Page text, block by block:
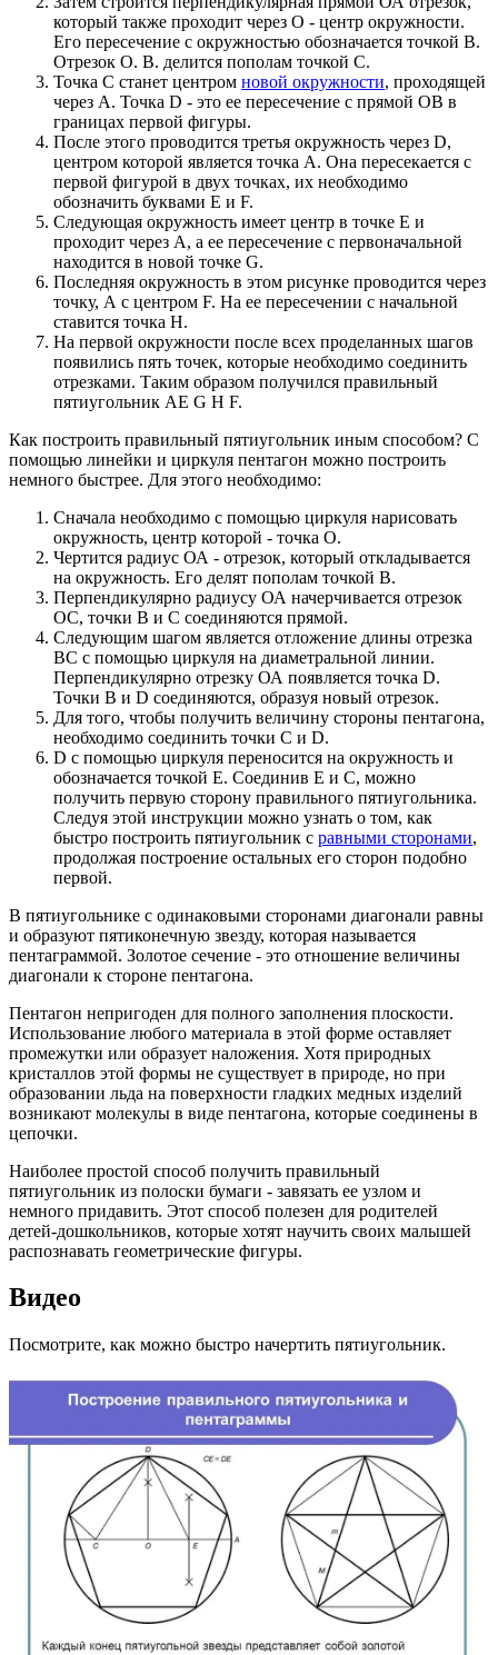
который также проходит через О - центр окружности.
Его пересечение с окружностью обозначается точкой В.
Отрезок О. В. делится пополам точкой С.
Точка С станет центром новой окружности, проходящей
через А. Точка D - это ее пересечение с прямой ОВ в
границах первой фигуры.
После этого проводится третья окружность через D,
центром которой является точка А. Она пересекается с
первой фигурой в двух точках, их необходимо
обозначить буквами Е и F.
Следующая окружность имеет центр в точке Е и
проходит через А, а ее пересечение с первоначальной
находится в новой точке G.
Последняя окружность в этом рисунке проводится через
точку, А с центром F. На ее пересечении с начальной
ставится точка Н.
На первой окружности после всех проделанных шагов
появились пять точек, которые необходимо соединить
отрезками. Таким образом получился правильный
пятиугольник АЕ G Н F.
Как построить правильный пятиугольник иным способом? С
помощью линейки и циркуля пентагон можно построить
немного быстрее. Для этого необходимо:
Cначала необходимо с помощью циркуля нарисовать
окружность, центр которой - точка О.
Чертится радиус ОА - отрезок, который откладывается
на окружность. Его делят пополам точкой В.
Перпендикулярно радиусу ОА начерчивается отрезок
ОС, точки В и С соединяются прямой.
Следующим шагом является отложение длины отрезка
ВС с помощью циркуля на диаметральной линии.
Перпендикулярно отрезку ОА появляется точка D.
Точки В и D соединяются, образуя новый отрезок.
Для того, чтобы получить величину стороны пентагона,
необходимо соединить точки С и D.
D с помощью циркуля переносится на окружность и
обозначается точкой Е. Соединив Е и С, можно
получить первую сторону правильного пятиугольника.
Следуя этой инструкции можно узнать о том, как
быстро построить пятиугольник с равными сторонами,
продолжая построение остальных его сторон подобно
первой.
В пятиугольнике с одинаковыми сторонами диагонали равны
и образуют пятиконечную звезду, которая называется
пентаграммой. Золотое сечение - это отношение величины
диагонали к стороне пентагона.
Пентагон непригоден для полного заполнения плоскости.
Использование любого материала в этой форме оставляет
промежутки или образует наложения. Хотя природных
кристаллов этой формы не существует в природе, но при
образовании льда на поверхности гладких медных изделий
возникают молекулы в виде пентагона, которые соединены в
цепочки.
Наиболее простой способ получить правильный
пятиугольник из полоски бумаги - завязать ее узлом и
немного придавить. Этот способ полезен для родителей
детей-дошкольников, которые хотят научить своих малышей
распознавать геометрические фигуры.
Видео
Посмотрите, как можно быстро начертить пятиугольник.